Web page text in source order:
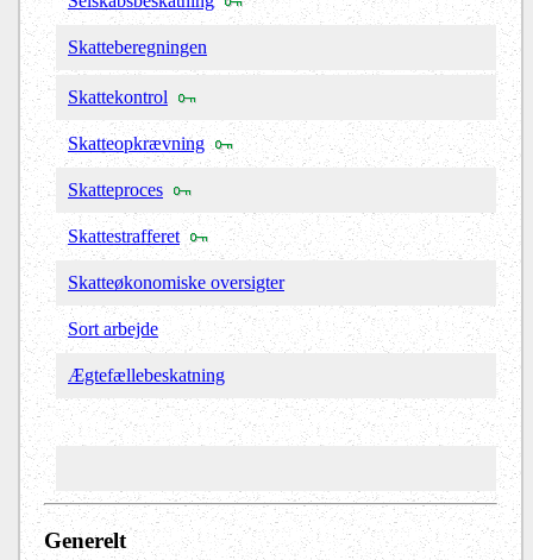
Skatteberegningen
Skattekontrol
Skatteopkrævning
Skatteproces
Skattestrafferet
Skatteøkonomiske oversigter
Sort arbejde
Ægtefællebeskatning
Generelt